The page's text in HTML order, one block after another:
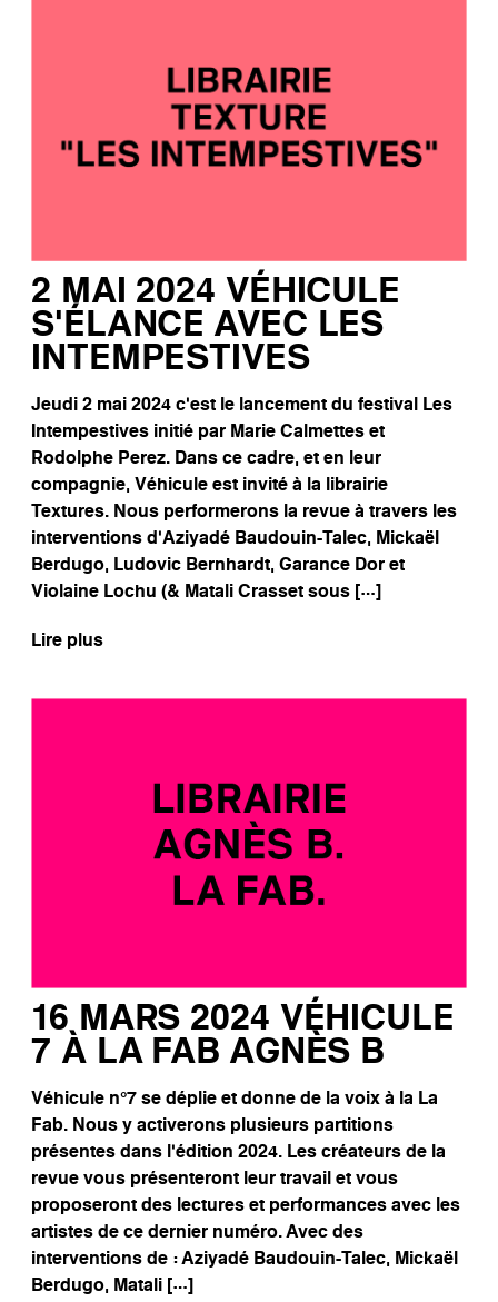
2 MAI 2024 VÉHICULE
S’ÉLANCE AVEC LES
INTEMPESTIVES
Jeudi 2 mai 2024 c’est le lancement du festival Les
Intempestives initié par Marie Calmettes et
Rodolphe Perez. Dans ce cadre, et en leur
compagnie, Véhicule est invité à la librairie
Textures. Nous performerons la revue à travers les
interventions d’Aziyadé Baudouin-Talec, Mickaël
Berdugo, Ludovic Bernhardt, Garance Dor et
Violaine Lochu (& Matali Crasset sous […]
Lire plus
16 MARS 2024 VÉHICULE
7 À LA FAB AGNÈS B
Véhicule n°7 se déplie et donne de la voix à la La
Fab. Nous y activerons plusieurs partitions
présentes dans l’édition 2024. Les créateurs de la
revue vous présenteront leur travail et vous
proposeront des lectures et performances avec les
artistes de ce dernier numéro. Avec des
interventions de : Aziyadé Baudouin-Talec, Mickaël
Berdugo, Matali […]